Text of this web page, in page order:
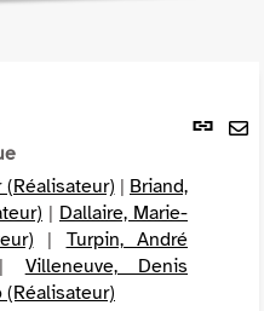
Lien
| Briand,
| Dallaire, Marie-
| Turpin, André
Villeneuve, Denis
(Réalisateur)